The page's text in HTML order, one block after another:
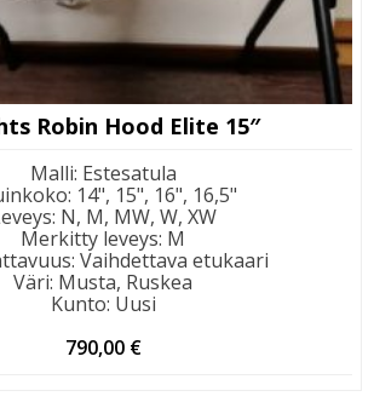
Robin Hood Elite 15″
Malli: Estesatula
: 14", 15", 16", 16,5"
: N, M, MW, W, XW
Merkitty leveys: M
: Vaihdettava etukaari
Väri: Musta, Ruskea
Kunto: Uusi
790,00 €